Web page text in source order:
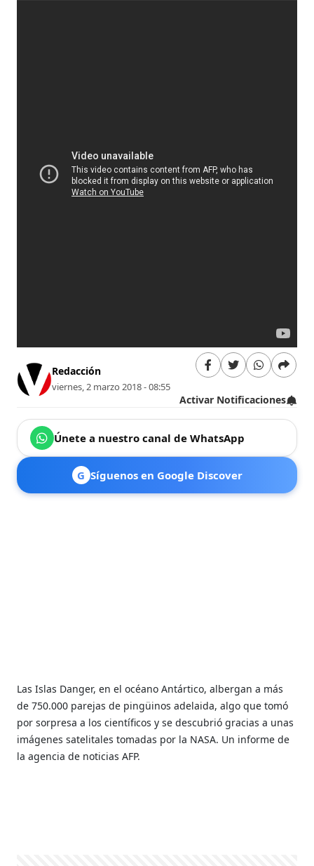
Redacción
viernes, 2 marzo 2018 - 08:55
Activar Notificaciones
Únete a nuestro canal de WhatsApp
G Síguenos en Google Discover
Las Islas Danger, en el océano Antártico, albergan a más
de 750.000 parejas de pingüinos adelaida, algo que tomó
por sorpresa a los científicos y se descubrió gracias a unas
imágenes satelitales tomadas por la NASA. Un informe de
la agencia de noticias AFP.